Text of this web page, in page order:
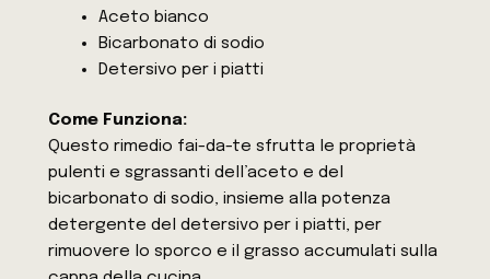
Aceto bianco
Bicarbonato di sodio
Detersivo per i piatti
Come Funziona:
Questo rimedio fai-da-te sfrutta le proprietà
pulenti e sgrassanti dell’aceto e del
bicarbonato di sodio, insieme alla potenza
detergente del detersivo per i piatti, per
rimuovere lo sporco e il grasso accumulati sulla